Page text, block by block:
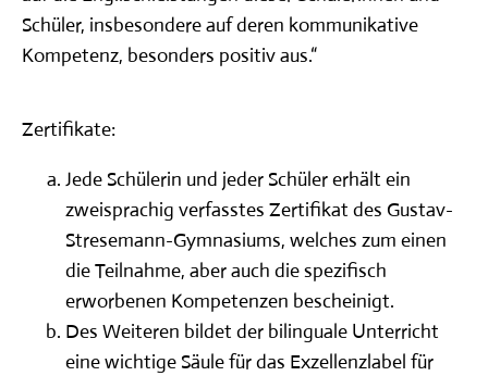
Schüler, insbesondere auf deren kommunikative
Kompetenz, besonders positiv aus.“
Zertifikate:
Jede Schülerin und jeder Schüler erhält ein
zweisprachig verfasstes Zertifikat des Gustav-
Stresemann-Gymnasiums, welches zum einen
die Teilnahme, aber auch die spezifisch
erworbenen Kompetenzen bescheinigt.
Des Weiteren bildet der bilinguale Unterricht
eine wichtige Säule für das Exzellenzlabel für